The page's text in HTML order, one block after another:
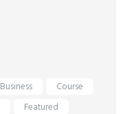
Business
Course
Featured